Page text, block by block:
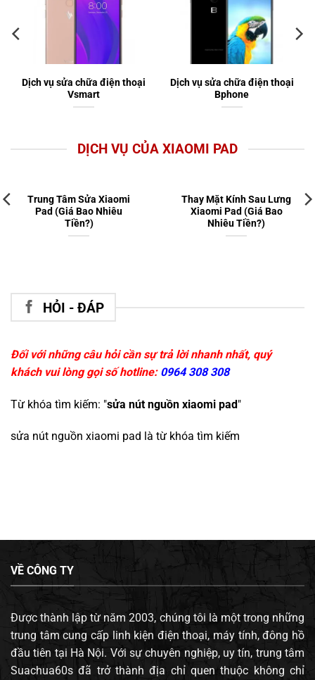
Dịch vụ sửa chữa điện thoại
Vsmart
Dịch vụ sửa chữa điện thoại
Bphone
DỊCH VỤ CỦA XIAOMI PAD
Trung Tâm Sửa Xiaomi
Pad (Giá Bao Nhiêu
Tiền?)
Thay Mặt Kính Sau Lưng
Xiaomi Pad (Giá Bao
Nhiêu Tiền?)
HỎI - ĐÁP
Đối với những câu hỏi cần sự trả lời nhanh nhất, quý
khách vui lòng gọi số hotline: 0964 308 308
Từ khóa tìm kiếm: "sửa nút nguồn xiaomi pad"
sửa nút nguồn xiaomi pad là từ khóa tìm kiếm
VỀ CÔNG TY
Được thành lập từ năm 2003, chúng tôi là một trong những
trung tâm cung cấp linh kiện điện thoại, máy tính, đông hồ
đầu tiên tại Hà Nội. Với sự chuyên nghiệp, uy tín, trung tâm
Suachua60s đã trở thành địa chỉ quen thuộc không chỉ